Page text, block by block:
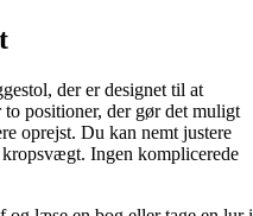
der er designet til at
positioner, der gør det muligt
oprejst. Du kan nemt justere
Ingen komplicerede